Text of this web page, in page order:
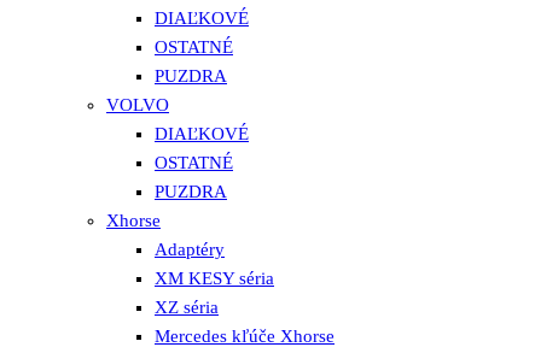
DIAĽKOVÉ
OSTATNÉ
PUZDRA
VOLVO
DIAĽKOVÉ
OSTATNÉ
PUZDRA
Xhorse
Adaptéry
XM KESY séria
XZ séria
Mercedes kľúče Xhorse